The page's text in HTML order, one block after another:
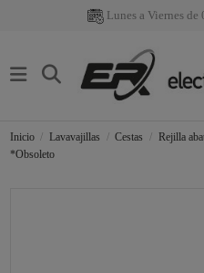
Lunes a Viernes
Inicio Lavavajillas Cestas
Rejilla
*Obsoleto